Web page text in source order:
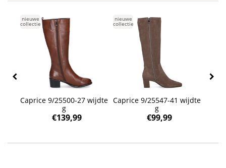
nieuwe
collectie
Caprice 9/25500-27 wijdte
g
€139,99
nieuwe
collectie
Caprice 9/25547-41 wijdte
g
€99,99